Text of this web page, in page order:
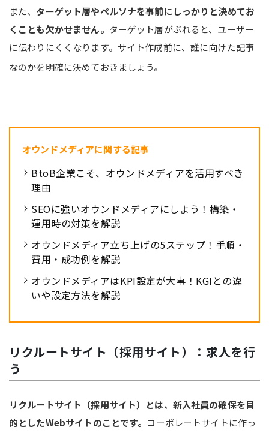
また、 ターゲット層やペルソナを事前にしっかりと決めてお
くことも欠かせません。 ターゲット層がぶれると、ユーザー
に伝わりにくくなります。サイト作成前に、誰に向けた記事
なのかを明確に決めておきましょう。
オウンドメディアに関する記事
BtoB企業こそ、オウンドメディアを活用すべき
理由
SEOに強いオウンドメディアにしよう！構築・
運用時の対策を解説
オウンドメディア立ち上げの5ステップ！手順・
費用・成功例を解説
オウンドメディアはKPI設定が大事！KGIとの違
いや設定方法を解説
リクルートサイト（採用サイト）：求人を行
う
リクルートサイト（採用サイト）とは、新入社員の確保を目
的としたWebサイトのことです。 コーポレートサイトに作っ